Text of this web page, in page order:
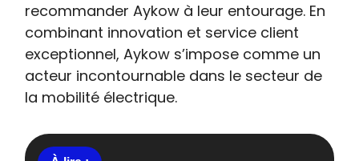
recommander Aykow à leur entourage. En
combinant innovation et service client
exceptionnel, Aykow s’impose comme un
acteur incontournable dans le secteur de
la mobilité électrique.